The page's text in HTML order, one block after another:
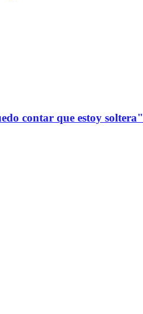
contar que estoy soltera"